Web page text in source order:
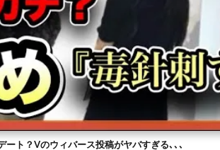
ート？Vのウィバース投稿がヤバすぎる､､､